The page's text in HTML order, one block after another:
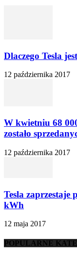
Dlaczego Tesla
12 października 2017
W kwietniu 68
zostało
12 października 2017
Tesla
kWh
12 maja 2017
POPULARNE